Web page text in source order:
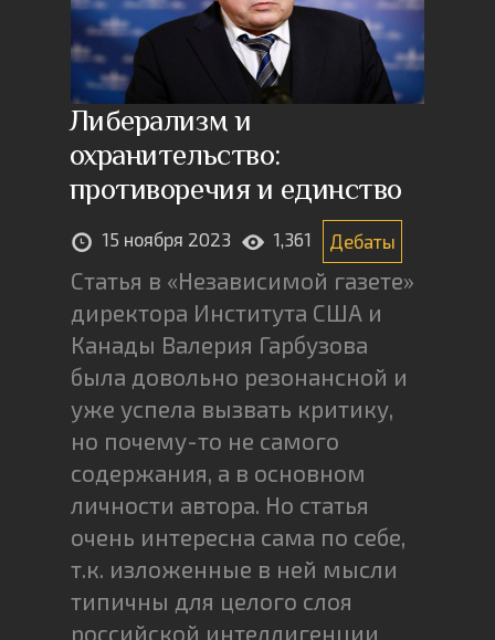
Либерализм и
охранительство:
противоречия и единство
15 ноября 2023 1,361 Дебаты
Статья в «Независимой газете»
директора Института США и
Канады Валерия Гарбузова
была довольно резонансной и
уже успела вызвать критику,
но почему-то не самого
содержания, а в основном
личности автора. Но статья
очень интересна сама по себе,
т.к. изложенные в ней мысли
типичны для целого слоя
российской интеллигенции